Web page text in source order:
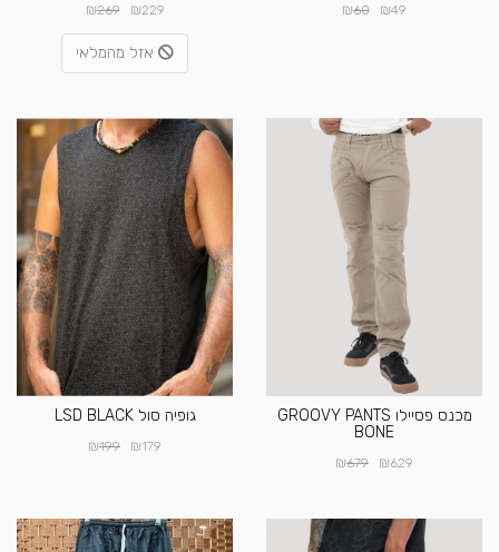
₪49
₪60
₪229
₪269
אזל מהמלאי
מכנס פסיילו GROOVY PANTS
BONE
₪629
₪679
גופיה סול LSD BLACK
₪179
₪199